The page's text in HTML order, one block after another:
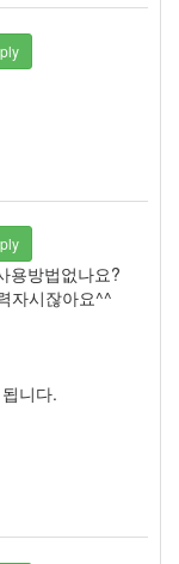
용방법없나요?
자시잖아요^^
니다.